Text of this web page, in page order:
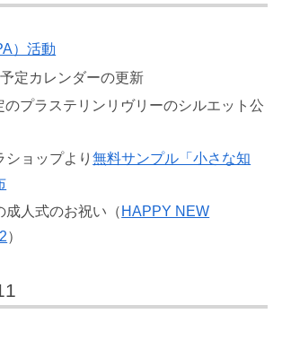
）活動
定カレンダーの更新
のプラステリンリヴリーのシルエット公
ショップより無料サンプル「小さな知
成人式のお祝い（ HAPPY NEW
）